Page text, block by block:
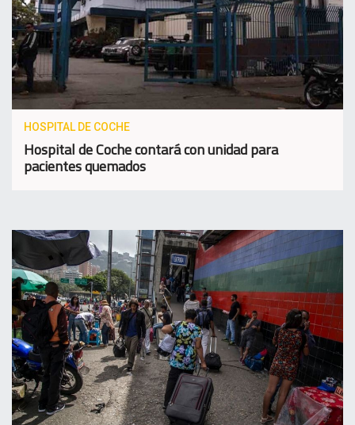
HOSPITAL DE COCHE
Hospital de Coche contará con unidad para
pacientes quemados